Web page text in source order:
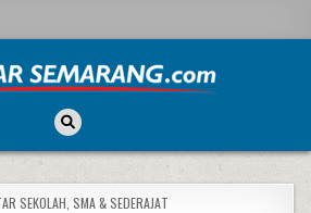
IN
SEKOLAH SMA & SEDERAJAT